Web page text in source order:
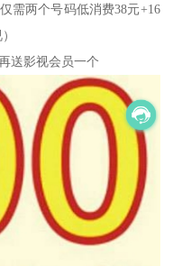
需两个号码低消费38元+16
送影视会员一个